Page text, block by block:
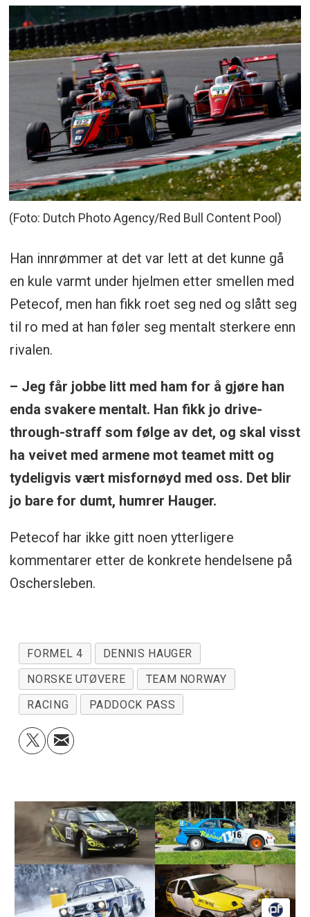
(Foto: Dutch Photo Agency/Red Bull Content Pool)
Han innrømmer at det var lett at det kunne gå
en kule varmt under hjelmen etter smellen med
Petecof, men han fikk roet seg ned og slått seg
til ro med at han føler seg mentalt sterkere enn
rivalen.
– Jeg får jobbe litt med ham for å gjøre han
enda svakere mentalt. Han fikk jo drive-
through-straff som følge av det, og skal visst
ha veivet med armene mot teamet mitt og
tydeligvis vært misfornøyd med oss. Det blir
jo bare for dumt, humrer Hauger.
Petecof har ikke gitt noen ytterligere
kommentarer etter de konkrete hendelsene på
Oschersleben.
FORMEL 4
DENNIS HAUGER
NORSKE UTØVERE
TEAM NORWAY
RACING
PADDOCK PASS